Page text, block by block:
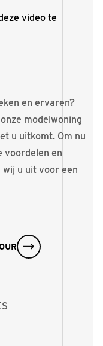
video te
en ervaren?
modelwoning
u uitkomt. Om nu
voordelen en
u uit voor een